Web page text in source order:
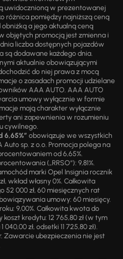
uwidocznioną w prezentowanej
różnica pomiędzy najniższą ceną
a jego aktualną ceną
objętych promocją jest zmienna i
liczba dostępnych pojazdów
są dodawane każdego dnia.
aktualnie obowiązującymi
do niej prawa z mocą
o zasadach promocji udzielane
AAA AUTO. AAA AUTO
umowy wyłącznie w formie
mają charakter wyłącznie
ani zapewnienia w rozumieniu
cywilnego.
6,65%” obowiązuje we wszystkich
sp. z o.o. Promocja polega na
od 6,65%.
(„RRSO“): 9,81%.
marki Opel Insignia rocznik
wkład własny 0%. Całkowita
52 000 zł, 60 miesięcznych rat
umowy: 60 miesięcy.
9,00%. Całkowita kwota do
koszt kredytu: 12 765,80 zł (w tym
zł, odsetki 11 725,80 zł).
Zawarcie ubezpieczenia nie jest